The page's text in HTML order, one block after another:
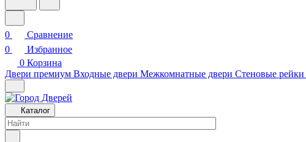
0
Сравнение
0
Избранное
0 Корзина
Двери премиум Входные двери Межкомнатные двери Стеновые рейки
Каталог